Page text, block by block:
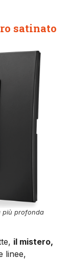
satinato
più profonda
il mistero,
linee,